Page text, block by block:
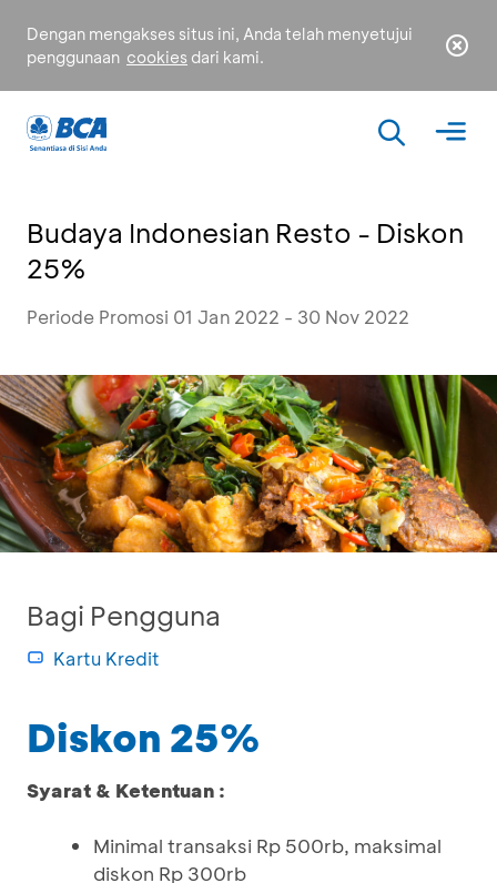
Dengan mengakses situs ini, Anda telah menyetujui
penggunaan cookies dari kami.
Budaya Indonesian Resto - Diskon
25%
Periode Promosi 01 Jan 2022 - 30 Nov 2022
Bagi Pengguna
Kartu Kredit
Diskon 25%
Syarat & Ketentuan :
Minimal transaksi Rp 500rb, maksimal
diskon Rp 300rb